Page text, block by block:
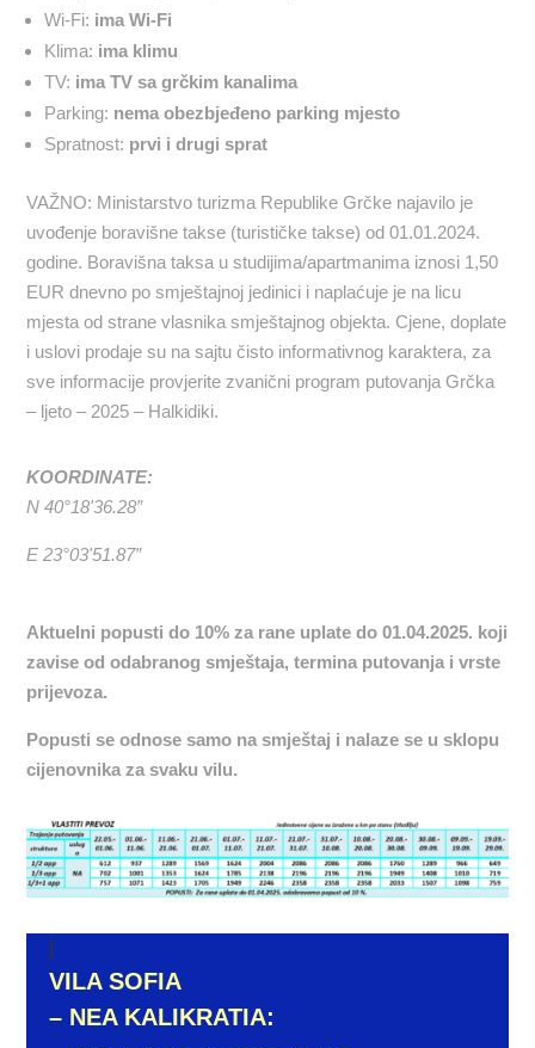
Wi-Fi: ima Wi-Fi
Klima: ima klimu
TV: ima TV sa grčkim kanalima
Parking: nema obezbjeđeno parking mjesto
Spratnost: prvi i drugi sprat
VAŽNO: Ministarstvo turizma Republike Grčke najavilo je
uvođenje boravišne takse (turističke takse) od 01.01.2024.
godine. Boravišna taksa u studijima/apartmanima iznosi 1,50
EUR dnevno po smještajnoj jedinici i naplaćuje je na licu
mjesta od strane vlasnika smještajnog objekta. Cjene, doplate
i uslovi prodaje su na sajtu čisto informativnog karaktera, za
sve informacije provjerite zvanični program putovanja Grčka
– ljeto – 2025 – Halkidiki.
KOORDINATE:
N 40°18'36.28”
E 23°03'51.87”
Aktuelni popusti do 10% za rane uplate do 01.04.2025. koji
zavise od odabranog smještaja, termina putovanja i vrste
prijevoza.
Popusti se odnose samo na smještaj i nalaze se u sklopu
cijenovnika za svaku vilu.
j
VILA SOFIA
– NEA KALIKRATIA: